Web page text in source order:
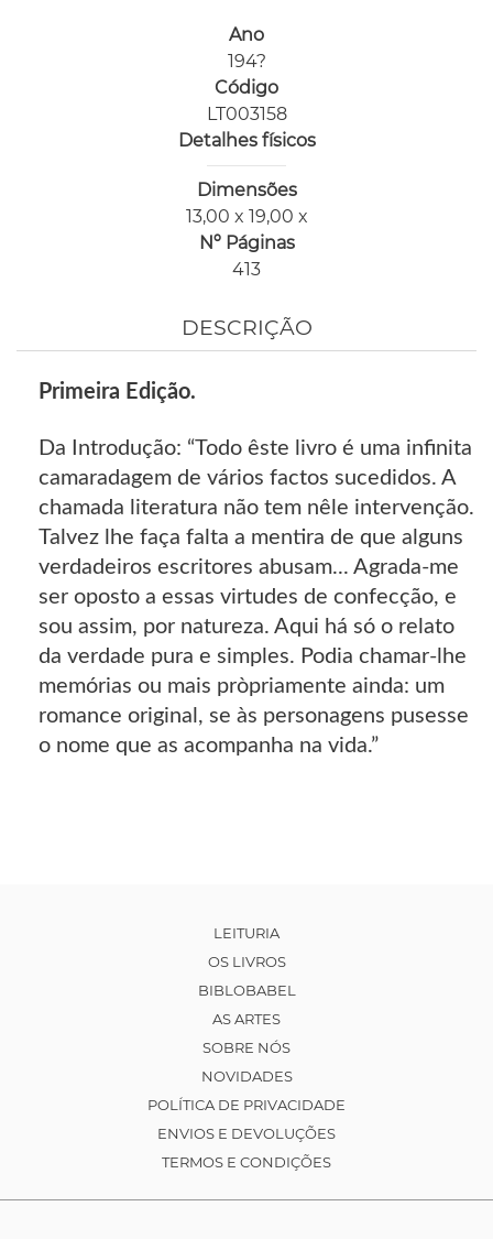
Ano
194?
Código
LT003158
Detalhes físicos
Dimensões
13,00 x 19,00 x
Nº Páginas
413
DESCRIÇÃO
Primeira Edição.
Da Introdução: “Todo êste livro é uma infinita
camaradagem de vários factos sucedidos. A
chamada literatura não tem nêle intervenção.
Talvez lhe faça falta a mentira de que alguns
verdadeiros escritores abusam... Agrada-me
ser oposto a essas virtudes de confecção, e
sou assim, por natureza. Aqui há só o relato
da verdade pura e simples. Podia chamar-lhe
memórias ou mais pròpriamente ainda: um
romance original, se às personagens pusesse
o nome que as acompanha na vida.”
LEITURIA
OS LIVROS
BIBLOBABEL
AS ARTES
SOBRE NÓS
NOVIDADES
POLÍTICA DE PRIVACIDADE
ENVIOS E DEVOLUÇÕES
TERMOS E CONDIÇÕES